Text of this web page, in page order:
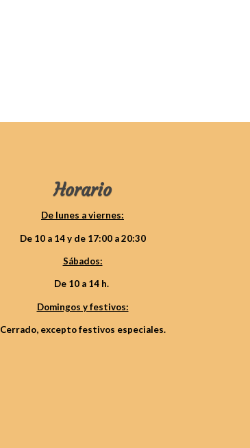
Horario
De lunes a viernes:
De 10 a 14 y de 17:00 a 20:30
Sábados:
De 10 a 14 h.
Domingos y festivos:
Cerrado, excepto festivos especiales.